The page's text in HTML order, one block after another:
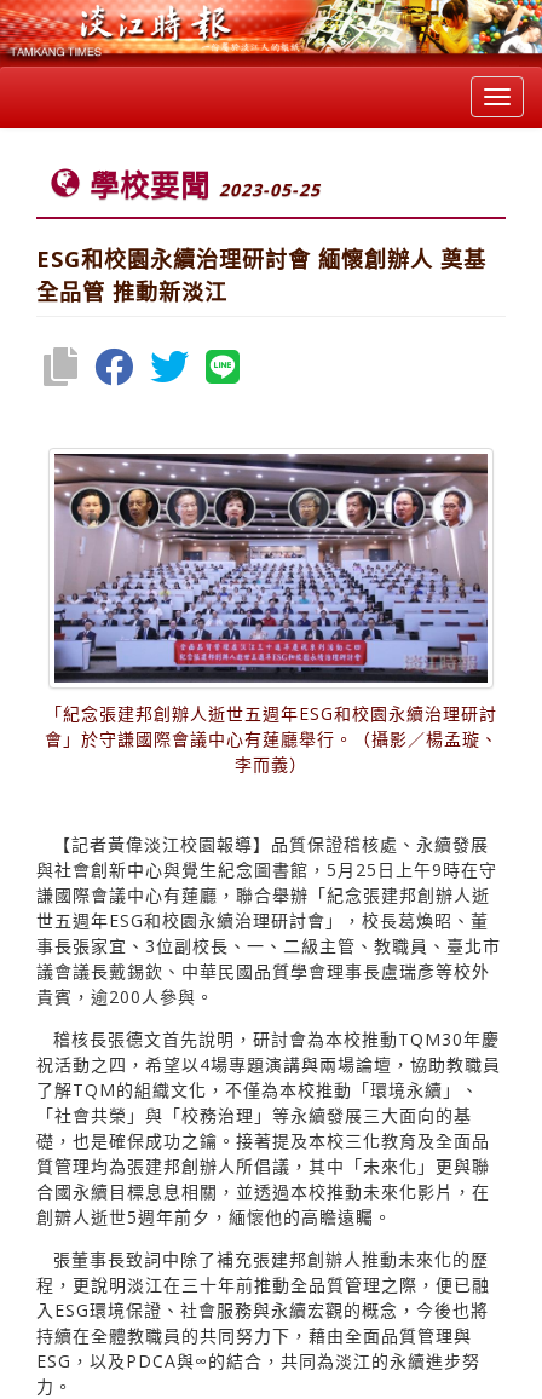
學校要聞 2023-05-25
ESG和校園永續治理研討會 緬懷創辦人 奠基
全品管 推動新淡江
「紀念張建邦創辦人逝世五週年ESG和校園永續治理研討
會」於守謙國際會議中心有蓮廳舉行。（攝影／楊孟璇、
李而義）
【記者黃偉淡江校園報導】品質保證稽核處、永續發展
與社會創新中心與覺生紀念圖書館，5月25日上午9時在守
謙國際會議中心有蓮廳，聯合舉辦「紀念張建邦創辦人逝
世五週年ESG和校園永續治理研討會」，校長葛煥昭、董
事長張家宜、3位副校長、一、二級主管、教職員、臺北市
議會議長戴錫欽、中華民國品質學會理事長盧瑞彥等校外
貴賓，逾200人參與。
稽核長張德文首先說明，研討會為本校推動TQM30年慶
祝活動之四，希望以4場專題演講與兩場論壇，協助教職員
了解TQM的組織文化，不僅為本校推動「環境永續」、
「社會共榮」與「校務治理」等永續發展三大面向的基
礎，也是確保成功之鑰。接著提及本校三化教育及全面品
質管理均為張建邦創辦人所倡議，其中「未來化」更與聯
合國永續目標息息相關，並透過本校推動未來化影片，在
創辧人逝世5週年前夕，緬懷他的高瞻遠矚。
張董事長致詞中除了補充張建邦創辦人推動未來化的歷
程，更說明淡江在三十年前推動全品質管理之際，便已融
入ESG環境保證、社會服務與永續宏觀的概念，今後也將
持續在全體教職員的共同努力下，藉由全面品質管理與
ESG，以及PDCA與∞的結合，共同為淡江的永續進步努
力。